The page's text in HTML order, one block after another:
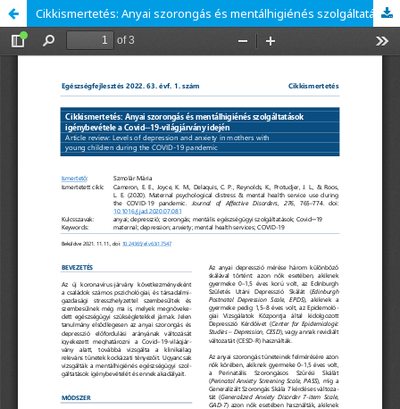
Cikkismertetés: Anyai szorongás és mentálhigiénés szolgáltatások igénybevétele a Covid─19-világjárvány idején